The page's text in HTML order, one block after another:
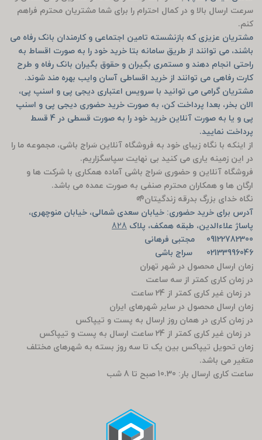
سرعت ارسال بالا و در کمال احترام را برای شما مشتریان محترم فراهم
کنم.
مشتریان عزیزی که بازنشسته تامین اجتماعی و کارمندان بانک رفاه می
باشند، می توانند از طریق سامانه بتا خرید خود را به صورت اقساط به
راحتی انجام دهند و مستمری بگیران و حقوق بگیران بانک رفاه و طرح
کارت رفاهی می توانند از خرید اقساطی آسان وایب بهره مند شوند.
مشتریان گرامی می توانید با سرویس اعتباری دیجی پی و اسنپ پی،
الان بخر، بعدا پرداخت کن، به صورت خرید حضوری دیجی پی و اسنپ
پی و یا به صورت آنلاین خرید خود را به صورت قسطی در 4 قسط
پرداخت نمایید.
از اینکه با نگاه زیبای خود به فروشگاه آنلاین سَراج باشی، مجموعه ما را
در این زمینه یاری می کنید بی نهایت سپاسگزاریم.
فروشگاه آنلاین و حضوری سَراج باشی آماده همکاری با شرکت ها و
ارگان ها و همکاران محترم صنفی به صورت عمده می باشد.
نگاه خدای بزرگ بدرقه زندگیتان🌱
آدرس برای خرید حضوری: خیابان سعدی شمالی، خیابان منوچهری،
پاساژ علاءالدین، طبقه همکف، پلاک 828
09122782300 مجتبی فرهانی
02133996046 سراج باشی
زمان ارسال محصول در شهر تهران
در زمان کاری کمتر از سه ساعت
در زمان غیر کاری کمتر از 24 ساعت
زمان ارسال محصول در سایر شهرهای ایران
در زمان کاری در همان روز ارسال به پست و تیپاکس
در زمان غیر کاری کمتر از 24 ساعت ارسال به پست و تیپاکس
زمان تحویل تیپاکس بین یک تا سه روز بسته به شهرهای مختلف
متغیر می باشد.
ساعت کاری ارسال بار: 10.30 صبح تا 8 شب